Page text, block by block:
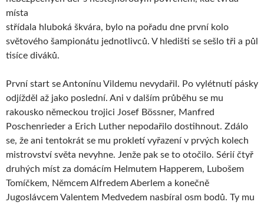
místa
střídala hluboká škvára, bylo na pořadu dne první kolo
světového šampionátu jednotlivců. V hledišti se sešlo tři a půl
tisíce diváků.
První start se Antonínu Vildemu nevydařil. Po vylétnutí pásky
odjížděl až jako poslední. Ani v dalším průběhu se mu
rakousko německou trojici Josef Bössner, Manfred
Poschenrieder a Erich Luther nepodařilo dostihnout. Zdálo
se, že ani tentokrát se mu prokletí vyřazení v prvých kolech
mistrovství světa nevyhne. Jenže pak se to otočilo. Sérií čtyř
druhých míst za domácím Helmutem Happerem, Lubošem
Tomíčkem, Němcem Alfredem Aberlem a konečně
Jugoslávcem Valentem Medvedem nasbíral osm bodů. Ty mu